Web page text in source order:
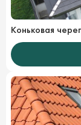
Коньковая